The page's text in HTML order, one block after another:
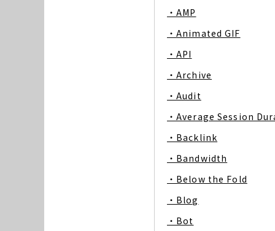
・AMP
・Animated GIF
・API
・Archive
・Audit
・Average Session
・Backlink
・Bandwidth
・Below the Fold
・Blog
・Bot